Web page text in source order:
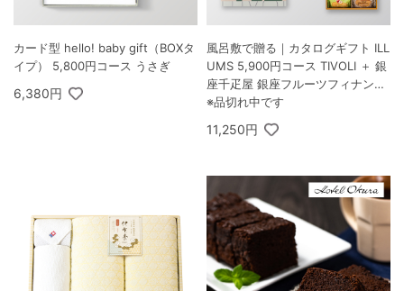
カード型 hello! baby gift（BOXタ
イプ） 5,800円コース うさぎ
6,380円
風呂敷で贈る｜カタログギフト ILL
UMS 5,900円コース TIVOLI ＋ 銀
座千疋屋 銀座フルーツフィナンシ
ェ 8個入
※品切れ中です
11,250円